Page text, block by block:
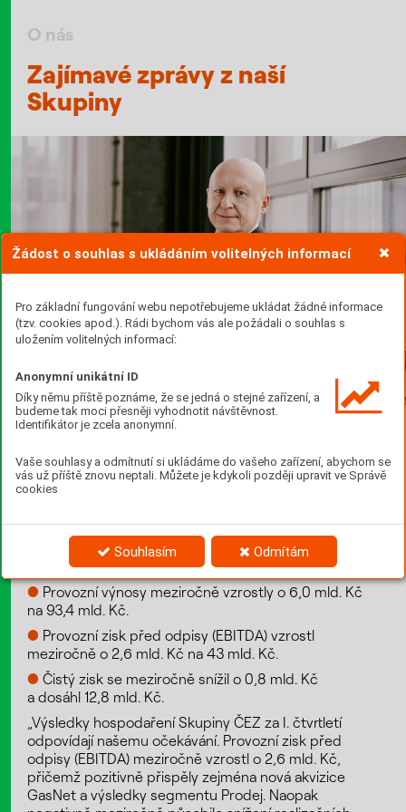
Žádost o souhlas s ukládáním volitelných informací
Pro základní fungování webu nepotřebujeme ukládat žádné informace
(tzv. cookies apod.). Rádi bychom vás ale požádali o souhlas s
uložením volitelných informací:
Anonymní unikátní ID
Díky němu příště poznáme, že se jedná o stejné zařízení, a
budeme tak moci přesněji vyhodnotit návštěvnost.
Identifikátor je zcela anonymní.
Vaše souhlasy a odmítnutí si ukládáme do vašeho zařízení, abychom se
vás už příště znovu neptali. Můžete je kdykoli později upravit ve Správě
cookies
Souhlasím Odmítám
O nás
Zajímavé zprávy z naší
Skupiny
Kč
Hospodářské výsledky Skupiny ČEZ za I.
čtvrtletí se vyvíjely takto:
● Provozní výnosy meziročně vzrostly o 6,0 mld. Kč
na 93,4 mld. Kč.
● Provozní zisk před odpisy (EBITDA) vzrostl
meziročně o 2,6 mld. Kč na 43 mld. Kč.
● Čistý zisk se meziročně snížil o 0,8 mld. Kč
a dosáhl 12,8 mld. Kč.
„Výsledky hospodaření Skupiny ČEZ za I. čtvrtletí
odpovídají našemu očekávání. Provozní zisk před
odpisy (EBITDA) meziročně vzrostl o 2,6 mld. Kč,
přičemž pozitivně přispěly zejména nová akvizice
GasNet a výsledky segmentu Prodej. Naopak